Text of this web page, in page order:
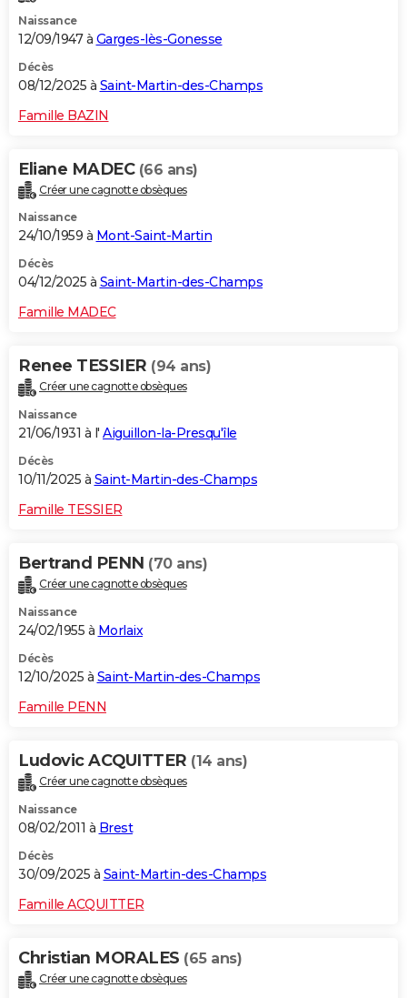
Naissance
12/09/1947 à Garges-lès-Gonesse
Décès
08/12/2025 à Saint-Martin-des-Champs
Famille BAZIN
Eliane MADEC (66 ans)
Créer une cagnotte obsèques
Naissance
24/10/1959 à Mont-Saint-Martin
Décès
04/12/2025 à Saint-Martin-des-Champs
Famille MADEC
Renee TESSIER (94 ans)
Créer une cagnotte obsèques
Naissance
21/06/1931 à l' Aiguillon-la-Presqu'île
Décès
10/11/2025 à Saint-Martin-des-Champs
Famille TESSIER
Bertrand PENN (70 ans)
Créer une cagnotte obsèques
Naissance
24/02/1955 à Morlaix
Décès
12/10/2025 à Saint-Martin-des-Champs
Famille PENN
Ludovic ACQUITTER (14 ans)
Créer une cagnotte obsèques
Naissance
08/02/2011 à Brest
Décès
30/09/2025 à Saint-Martin-des-Champs
Famille ACQUITTER
Christian MORALES (65 ans)
Créer une cagnotte obsèques